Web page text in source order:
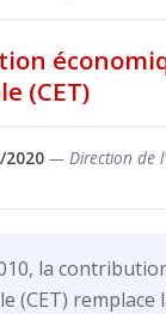
(CET)
2020— Direction de
la
(CET) remplace